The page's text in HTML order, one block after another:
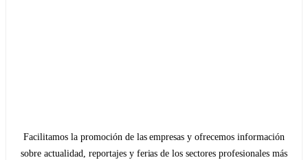
Facilitamos la promoción de las empresas y ofrecemos información
sobre actualidad, reportajes y ferias de los sectores profesionales más